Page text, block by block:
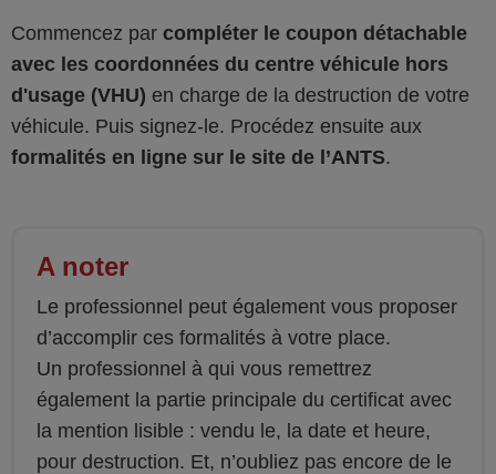
Commencez par compléter le coupon détachable
avec les coordonnées du centre véhicule hors
d'usage (VHU) en charge de la destruction de votre
véhicule. Puis signez-le. Procédez ensuite aux
formalités en ligne sur le site de l’ANTS.
A noter
Le professionnel peut également vous proposer
d’accomplir ces formalités à votre place.
Un professionnel à qui vous remettrez
également la partie principale du certificat avec
la mention lisible : vendu le, la date et heure,
pour destruction. Et, n’oubliez pas encore de le